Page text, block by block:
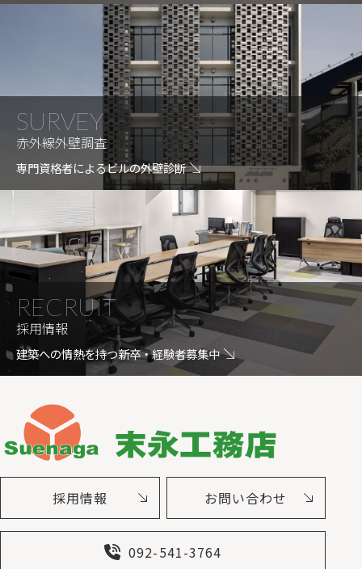
SURVEY
赤外線外壁調査
専門資格者によるビルの外壁診断
RECRUIT
採用情報
建築への情熱を持つ新卒・経験者募集中
採用情報 お問い合わせ
092-541-3764